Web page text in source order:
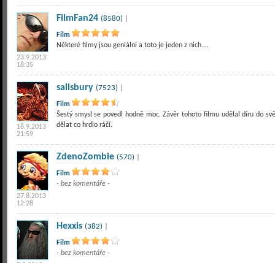
23.9.2013
18:35
FilmFan24 (8580)
Film
Některé filmy jsou geniální a toto je jeden z nich....
18.9.2013
21:59
salisbury (7523)
Film
Šestý smysl se povedl hodně moc. Závěr tohoto filmu udělal díru do
dělat co hrdlo ráčí.
27.8.2013
12:28
ZdenoZombie (570)
Film
- bez komentáře -
Hexxis (382)
Film
- bez komentáře -